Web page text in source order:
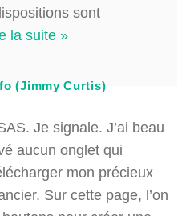
sont
la suite »
(Jimmy Curtis)
Je signale. J’ai beau
aucun onglet qui
mon précieux
Sur cette page, l’on